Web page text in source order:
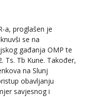
a, proglašen je
se na
gađanja OMP te
Ts. Tb Kune. Također,
na Slunj
obavljanju
savjesnog i